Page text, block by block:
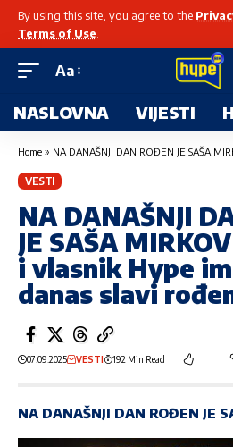
By using this site, you agree to the
Terms of Use
Aa
NASLOVNA VIJESTI
Home » NA DANAŠNJI DAN ROĐEN JE SAŠA MIRKOVIĆ!
VESTI
NA DANAŠNJI
JE SAŠA
i vlasnik Hype
danas slavi
07.09.2025 VESTI 192 Min Read
NA DANAŠNJI DAN ROĐEN JE